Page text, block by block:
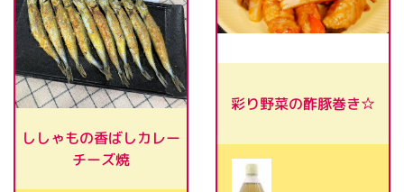
ししゃもの香ばしカレー
チーズ焼
彩り野菜の酢豚巻き☆